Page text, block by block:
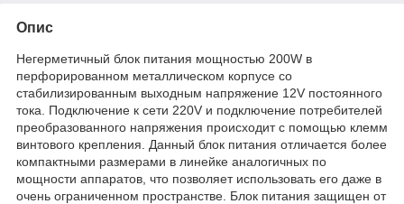
Опис
Негерметичный блок питания мощностью 200W в
перфорированном металлическом корпусе со
стабилизированным выходным напряжение 12V постоянного
тока. Подключение к сети 220V и подключение потребителей
преобразованного напряжения происходит с помощью клемм
винтового крепления. Данный блок питания отличается более
компактными размерами в линейке аналогичных по
мощности аппаратов, что позволяет использовать его даже в
очень ограниченном пространстве. Блок питания защищен от